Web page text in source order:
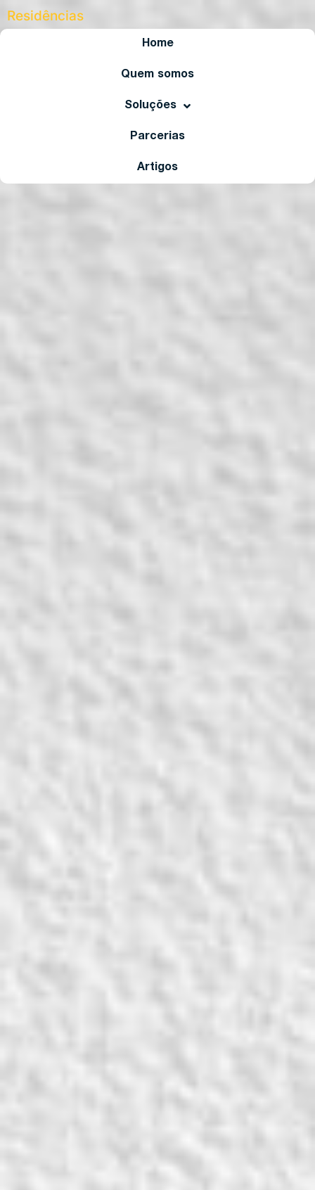
Home
Quem somos
Soluções
Parcerias
Artigos
Residências
Evowatt Nexus